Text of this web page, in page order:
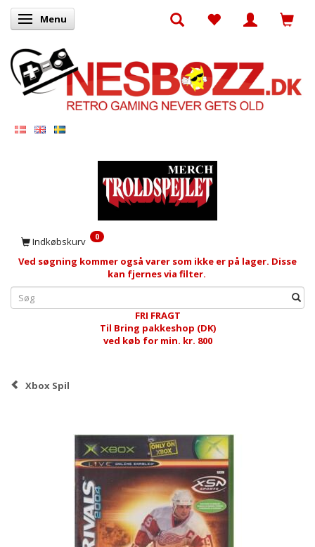
Skifte navigation
Menu
Indkøbskurv 0
Ved søgning kommer også varer som ikke er på lager. Disse
kan fjernes via filter.
FRI FRAGT
Til Bring pakkeshop (DK)
ved køb for min. kr. 800
Xbox Spil